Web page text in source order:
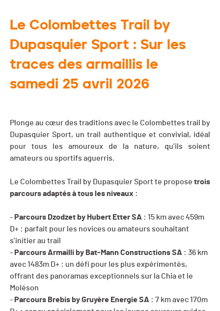
Le Colombettes Trail by
Dupasquier Sport : Sur les
traces des armaillis le
samedi 25 avril 2026
Plonge au cœur des traditions avec le Colombettes trail by
Dupasquier Sport, un trail authentique et convivial, idéal
pour tous les amoureux de la nature, qu’ils soient
amateurs ou sportifs aguerris.
Le Colombettes Trail by Dupasquier Sport te propose trois
parcours adaptés à tous les niveaux :
- Parcours Dzodzet by Hubert Etter SA : 15 km avec 459m
D+ : parfait pour les novices ou amateurs souhaitant
s’initier au trail
- Parcours Armailli by Bat-Mann Constructions SA : 36 km
avec 1483m D+ : un défi pour les plus expérimentés,
offrant des panoramas exceptionnels sur la Chia et le
Moléson
- Parcours Brebis by Gruyère Energie SA : 7 km avec 170m